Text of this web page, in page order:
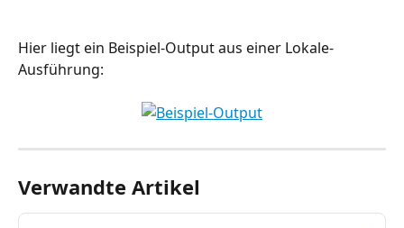
Hier liegt ein Beispiel-Output aus einer Lokale-
Ausführung:
Verwandte Artikel